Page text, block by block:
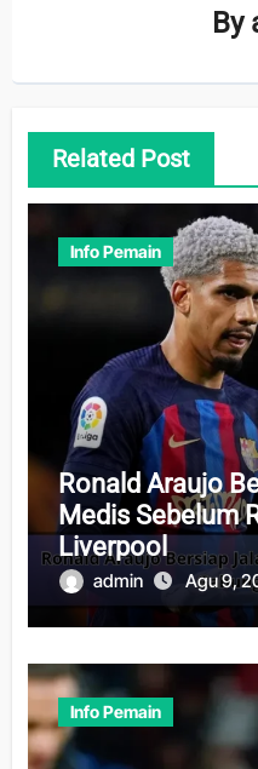
By
Related Post
Info Pemain
Ronald Araujo
Medis Sebelum
Liverpool
admin Agu 9,
Info Pemain